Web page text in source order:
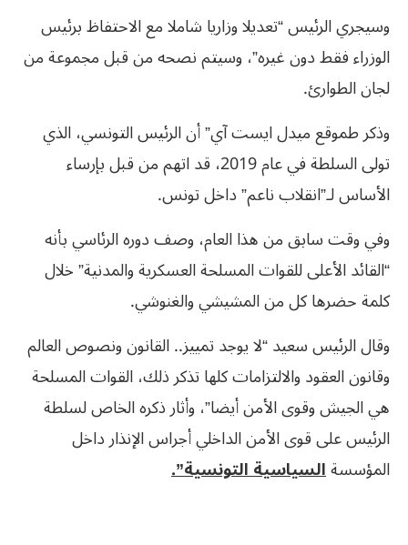
وسيجري الرئيس “تعديلا وزاريا شاملا مع الاحتفاظ برئيس
الوزراء فقط دون غيره”، وسيتم نصحه من قبل مجموعة من
لجان الطوارئ.
وذكر طموقع ميدل ايست آي” أن الرئيس التونسي، الذي
تولى السلطة في عام 2019، قد اتهم من قبل بإرساء
الأساس لـ”انقلاب ناعم” داخل تونس.
وفي وقت سابق من هذا العام، وصف دوره الرئاسي بأنه
“القائد الأعلى للقوات المسلحة العسكرية والمدنية” خلال
كلمة حضرها كل من المشيشي والغنوشي.
وقال الرئيس سعيد “لا يوجد تمييز.. القانون ونصوص العالم
وقانون العقود والالتزامات كلها تذكر ذلك، القوات المسلحة
هي الجيش وقوى الأمن أيضا”، وأثار ذكره الخاص لسلطة
الرئيس على قوى الأمن الداخلي أجراس الإنذار داخل
المؤسسةالسياسية التونسية”.